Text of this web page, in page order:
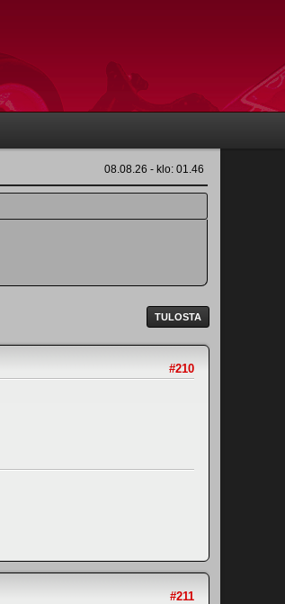
08.08.26 - klo: 01.46
TULOSTA
#210
#211